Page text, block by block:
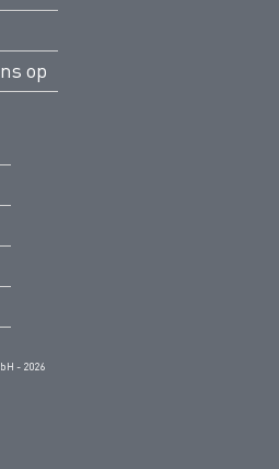
met EU-
EU
toestellen voor
de EU Gas Appliance
op de markt brengen van
in de Europese
het gebruik van
van gasvormige
op
- 2026